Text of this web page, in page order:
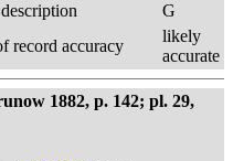
G
record accuracy
likely
accurate
1882, p. 142; pl. 29,